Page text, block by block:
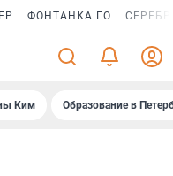
ФОНТАНКА ГО
Ким Образование в